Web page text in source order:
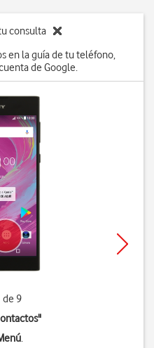
consulta
en la guía de tu teléfono,
de Google.
de 9
"
.